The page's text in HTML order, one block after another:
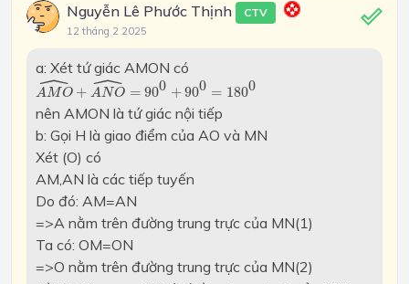
Nguyễn Lê Phước Thịnh CTV
12 tháng 2 2025
a: Xét tứ giác AMON có
ˆ
A MO + ˆ
A NO = 900 +900 = 1800
AMO ANO^ 0 0=
0
nên AMON là tứ giác nội tiếp
b: Gọi H là giao điểm của AO và MN
Xét (O) có
AM,AN là các tiếp tuyến
Do đó: AM=AN
=>A nằm trên đường trung trực của MN(1)
Ta có: OM=ON
=>O nằm trên đường trung trực của MN(2)